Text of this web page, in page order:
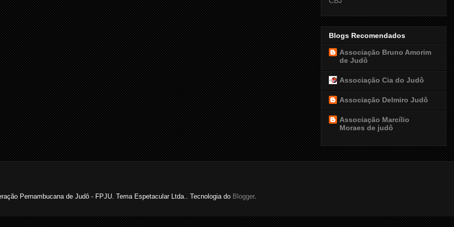
Blogs Recomendados
Associação Bruno Amorim
de Judô
Associação Cia do Judô
Associação Delmiro Judô
Associação Marcílio
Moraes de judô
Pernambucana de Judô - FPJU. Tema Espetacular Ltda.. Tecnologia do Blogger.